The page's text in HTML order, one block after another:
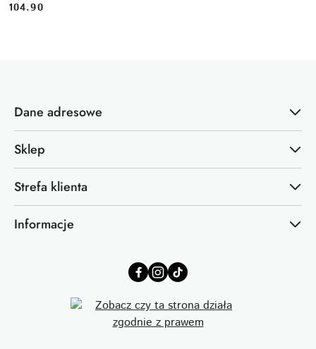
Cena:
104.90
Dane adresowe
Sklep
Strefa klienta
Informacje